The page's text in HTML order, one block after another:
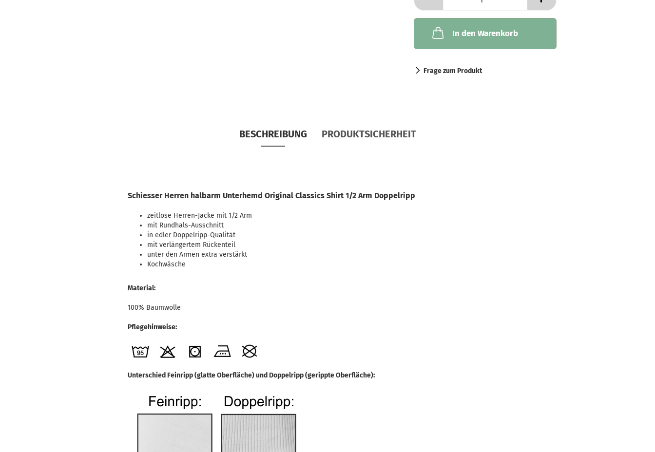
In den Warenkorb
Frage zum Produkt
BESCHREIBUNG PRODUKTSICHERHEIT
Schiesser Herren halbarm Unterhemd Original Classics Shirt 1/2 Arm Doppelripp
zeitlose Herren-Jacke mit 1/2 Arm
mit Rundhals-Ausschnitt
in edler Doppelripp-Qualität
mit verlängertem Rückenteil
unter den Armen extra verstärkt
Kochwäsche
Material:
100% Baumwolle
Pflegehinweise:
Unterschied Feinripp (glatte Oberfläche) und Doppelripp (gerippte Oberfläche):